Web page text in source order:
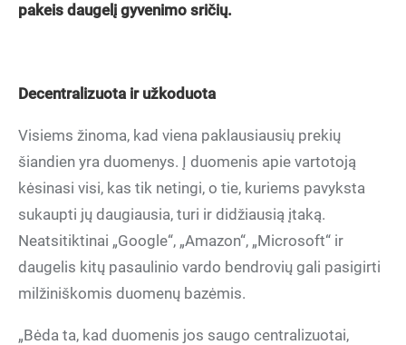
pakeis daugelį gyvenimo sričių.
Decentralizuota ir užkoduota
Visiems žinoma, kad viena paklausiausių prekių
šiandien yra duomenys. Į duomenis apie vartotoją
kėsinasi visi, kas tik netingi, o tie, kuriems pavyksta
sukaupti jų daugiausia, turi ir didžiausią įtaką.
Neatsitiktinai „Google“, „Amazon“, „Microsoft“ ir
daugelis kitų pasaulinio vardo bendrovių gali pasigirti
milžiniškomis duomenų bazėmis.
„Bėda ta, kad duomenis jos saugo centralizuotai,